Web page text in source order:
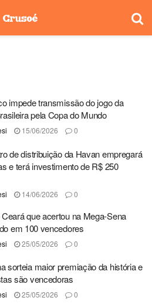
impede transmissão do jogo da
pela Copa do Mundo
15/06/2026 0
de distribuição da Havan empregará
e terá investimento de R$ 250
14/06/2026 0
que acertou na Mega-Sena
em 100 vencedores
25/05/2026 0
sorteia maior premiação da história e
são vencedoras
25/05/2026 0